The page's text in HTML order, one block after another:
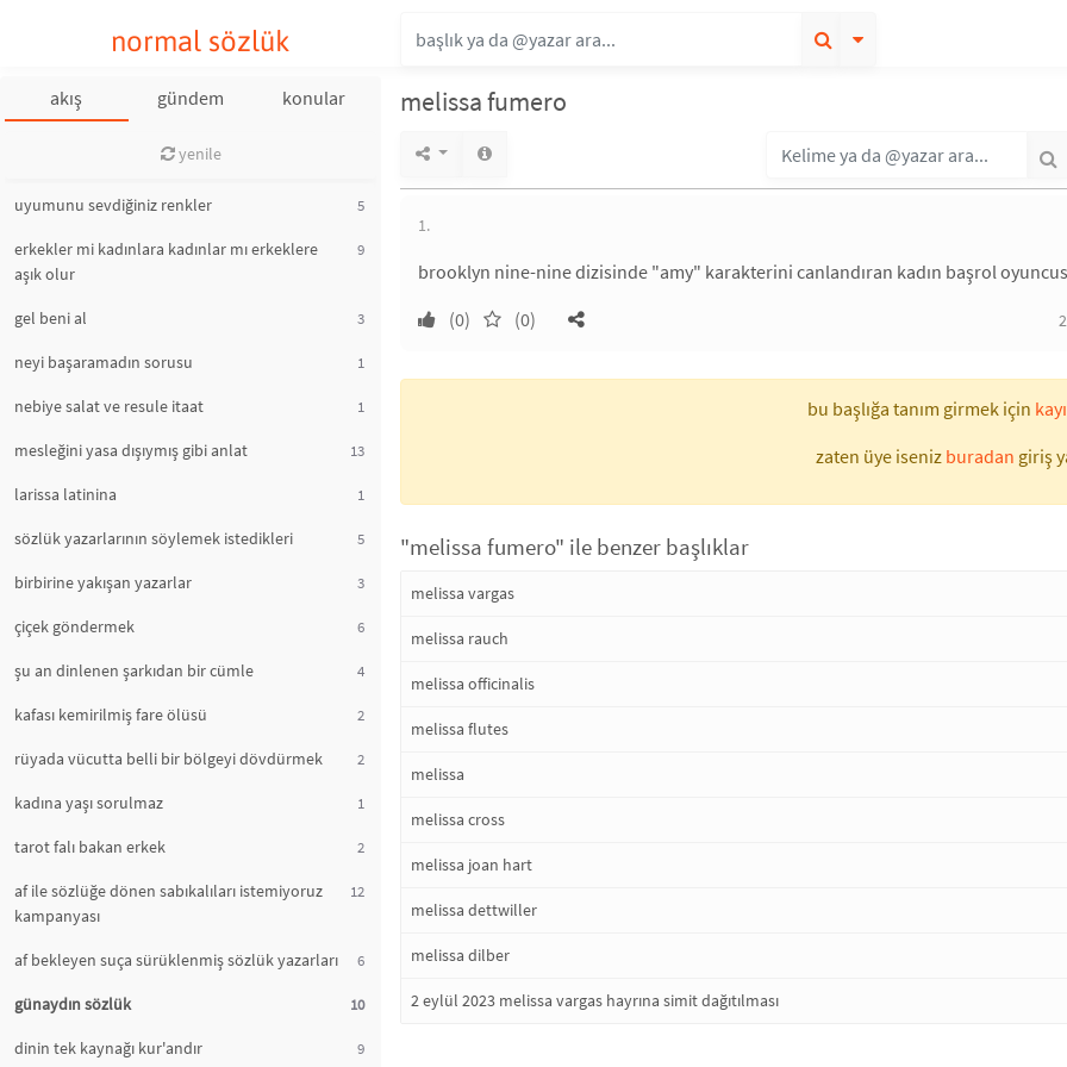
normal sözlük
akış gündem konular
yenile
uyumunu sevdiğiniz renkler 5
erkekler mi kadınlara kadınlar mı erkeklere
aşık olur
9
gel beni al 3
neyi başaramadın sorusu 1
nebiye salat ve resule itaat 1
mesleğini yasa dışıymış gibi anlat 13
larissa latinina 1
sözlük yazarlarının söylemek istedikleri 5
birbirine yakışan yazarlar 3
çiçek göndermek 6
şu an dinlenen şarkıdan bir cümle 4
kafası kemirilmiş fare ölüsü 2
rüyada vücutta belli bir bölgeyi dövdürmek 2
kadına yaşı sorulmaz 1
tarot falı bakan erkek 2
af ile sözlüğe dönen sabıkalıları istemiyoruz
kampanyası
12
af bekleyen suça sürüklenmiş sözlük yazarları 6
günaydın sözlük 10
dinin tek kaynağı kur'andır 9
melissa fumero
1.
brooklyn nine-nine dizisinde "amy" karakterini canlandıran kadın başrol
(0)
(0)
bu başlığa tanım girmek için
zaten üye iseniz buradan giriş
"melissa fumero" ile benzer başlıklar
melissa vargas
melissa rauch
melissa officinalis
melissa flutes
melissa
melissa cross
melissa joan hart
melissa dettwiller
melissa dilber
2 eylül 2023 melissa vargas hayrına simit dağıtılması